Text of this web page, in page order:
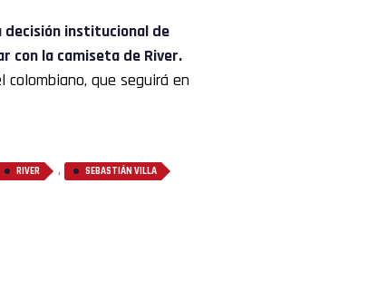
decisión institucional de
con la camiseta de River.
colombiano, que seguirá en
RIVER , SEBASTIÁN VILLA